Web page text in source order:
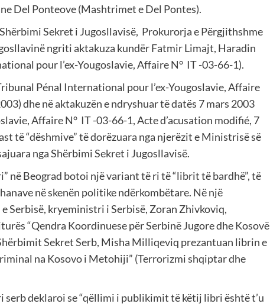
Del Ponteove (Mashtrimet e Del Pontes).
Sekret i Jugosllavisë, Prokurorja e Përgjithshme
ngriti aktakuza kundër Fatmir Limajt, Haradin
pour l’ex-Yougoslavie, Affaire N° IT -03-66-1).
Pénal International pour l’ex-Yougoslavie, Affaire
dhe në aktakuzën e ndryshuar të datës 7 mars 2003
Affaire N° IT -03-66-1, Acte d’acusation modifié, 7
të “dëshmive” të dorëzuara nga njerëzit e Ministrisë së
nga Shërbimi Sekret i Jugosllavisë.
në Beograd botoi një variant të ri të “librit të bardhë”, të
në skenën politike ndërkombëtare. Në një
Serbisë, kryeministri i Serbisë, Zoran Zhivkoviq,
“Qendra Koordinuese për Serbinë Jugore dhe Kosovë
Sekret Serb, Misha Milliqeviq prezantuan librin e
na Kosovo i Metohiji” (Terrorizmi shqiptar dhe
deklaroi se “qëllimi i publikimit të këtij libri është t’u